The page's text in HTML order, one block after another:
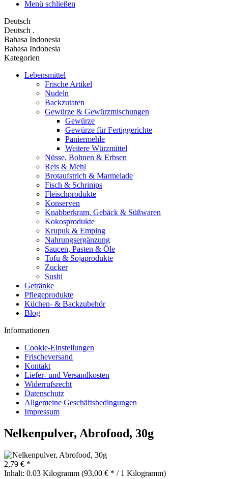
Menü schließen
Deutsch
Deutsch .
Bahasa Indonesia
Bahasa Indonesia
Kategorien
Lebensmittel
Frische Artikel
Nudeln
Backzutaten
Gewürze & Gewürzmischungen
Gewürze
Gewürze für Fertiggerichte
Paniermehle
Weitere Würzmittel
Nüsse, Bohnen & Erbsen
Reis & Mehl
Brotaufstrich & Marmelade
Fisch & Schrimps
Fleischprodukte
Konserven
Knabberkram, Gebäck & Süßwaren
Kokosprodukte
Krupuk & Emping
Nahrungsergänzung
Saucen, Pasten & Öle
Tofu & Sojaprodukte
Zucker
Sushi
Getränke
Pflegeprodukte
Küchen- & Backzubehör
Blog
Informationen
Cookie-Einstellungen
Frischeversand
Kontakt
Liefer- und Versandkosten
Widerrufsrecht
Datenschutz
Allgemeine Geschäftsbedingungen
Impressum
Nelkenpulver, Abrofood, 30g
2,79 € *
Inhalt: 0.03 Kilogramm (93,00 € * / 1 Kilogramm)